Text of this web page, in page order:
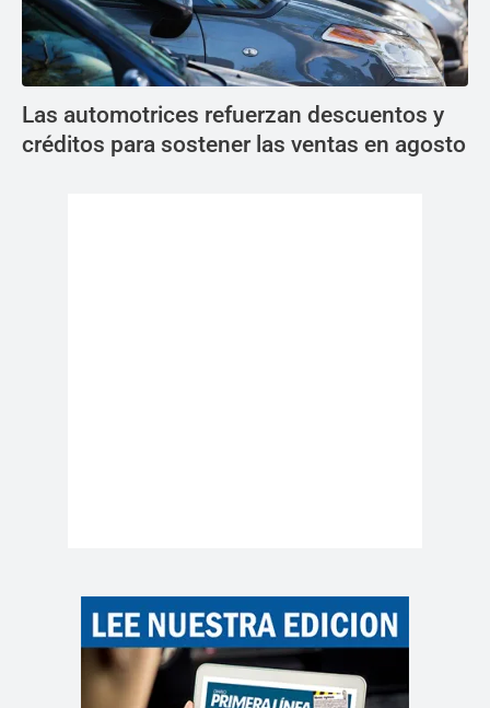
Las automotrices refuerzan descuentos y
créditos para sostener las ventas en agosto